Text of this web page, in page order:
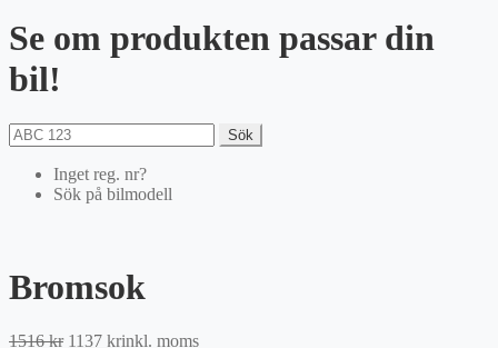
Se om produkten passar din
bil!
Sök
Inget reg. nr?
Sök på bilmodell
Bromsok
1516kr Det
1137 krDet
inkl. moms